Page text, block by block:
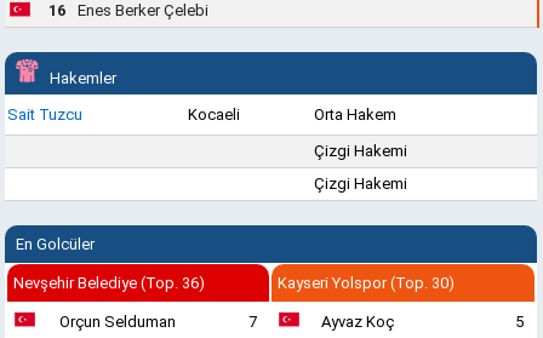
16
Enes Berker Çelebi
Hakemler
Sait Tuzcu
Kocaeli
Orta Hakem
Çizgi Hakemi
Çizgi Hakemi
En Golcüler
Nevşehir Belediye (Top. 36)
Orçun Selduman 7
Kayseri Yolspor (Top. 30)
Ayvaz Koç 5